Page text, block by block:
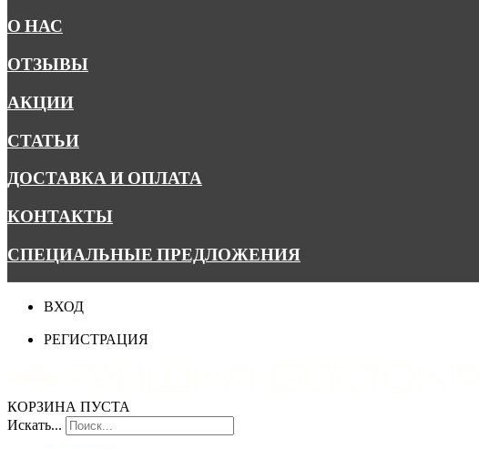
О НАС
ОТЗЫВЫ
АКЦИИ
СТАТЬИ
ДОСТАВКА И ОПЛАТА
КОНТАКТЫ
СПЕЦИАЛЬНЫЕ ПРЕДЛОЖЕНИЯ
ВХОД
РЕГИСТРАЦИЯ
КОРЗИНА ПУСТА
Искать...